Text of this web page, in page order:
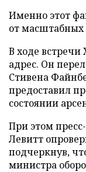
Именно этот
от масштабных
В ходе встречи
адрес. Он
Стивена
предоставил
состоянии
При этом
Левитт
подчеркнув,
министра